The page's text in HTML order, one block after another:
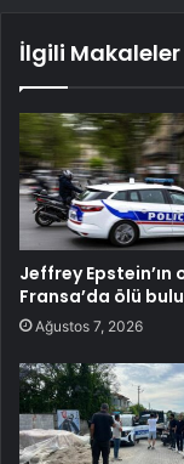
İlgili Makaleler
Jeffrey Epstein’ın
Fransa’da ölü
Ağustos 7, 2026